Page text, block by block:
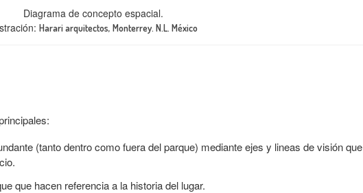
Diagrama de concepto espacial.
Harari arquitectos, Monterrey. N.L. México
(tanto dentro como fuera del parque) mediante ejes y lineas de visión que
que hacen referencia a la historia del lugar.